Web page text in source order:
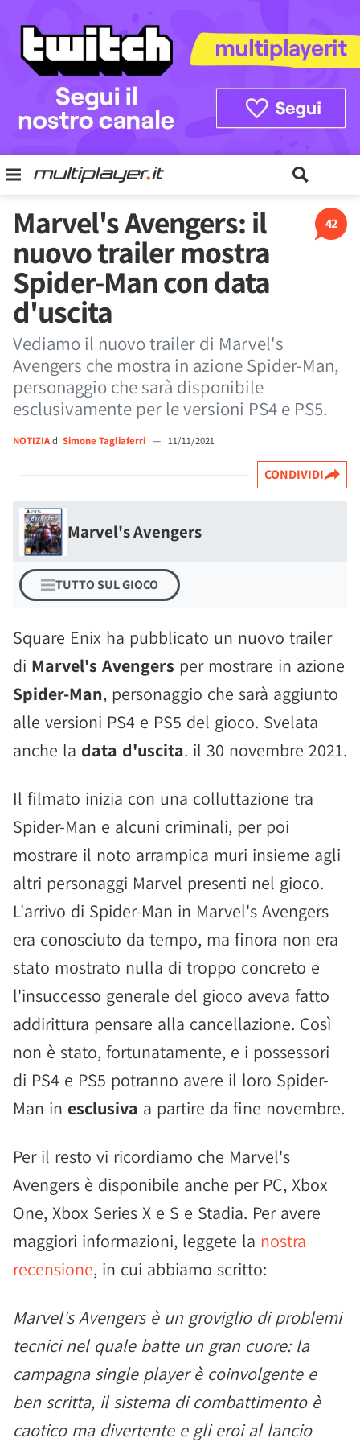
42
Marvel's Avengers: il
nuovo trailer mostra
Spider-Man con data
d'uscita
Vediamo il nuovo trailer di Marvel's
Avengers che mostra in azione Spider-Man,
personaggio che sarà disponibile
esclusivamente per le versioni PS4 e PS5.
NOTIZIAdi Simone Tagliaferri — 11/11/2021
CONDIVIDI
Marvel's Avengers
TUTTO SUL GIOCO
Square Enix ha pubblicato un nuovo trailer
di Marvel's Avengers per mostrare in azione
Spider-Man, personaggio che sarà aggiunto
alle versioni PS4 e PS5 del gioco. Svelata
anche la data d'uscita. il 30 novembre 2021.
Il filmato inizia con una colluttazione tra
Spider-Man e alcuni criminali, per poi
mostrare il noto arrampica muri insieme agli
altri personaggi Marvel presenti nel gioco.
L'arrivo di Spider-Man in Marvel's Avengers
era conosciuto da tempo, ma finora non era
stato mostrato nulla di troppo concreto e
l'insuccesso generale del gioco aveva fatto
addirittura pensare alla cancellazione. Così
non è stato, fortunatamente, e i possessori
di PS4 e PS5 potranno avere il loro Spider-
Man in esclusiva a partire da fine novembre.
Per il resto vi ricordiamo che Marvel's
Avengers è disponibile anche per PC, Xbox
One, Xbox Series X e S e Stadia. Per avere
maggiori informazioni, leggete la nostra
recensione, in cui abbiamo scritto:
Marvel's Avengers è un groviglio di problemi
tecnici nel quale batte un gran cuore: la
campagna single player è coinvolgente e
ben scritta, il sistema di combattimento è
caotico ma divertente e gli eroi al lancio